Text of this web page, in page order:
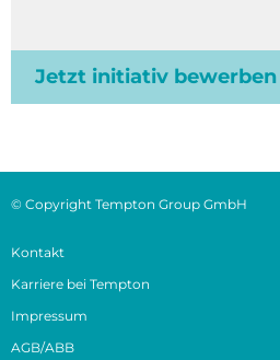
Jetzt initiativ bewerben
© Copyright Tempton Group GmbH
Kontakt
Karriere bei Tempton
Impressum
AGB/ABB